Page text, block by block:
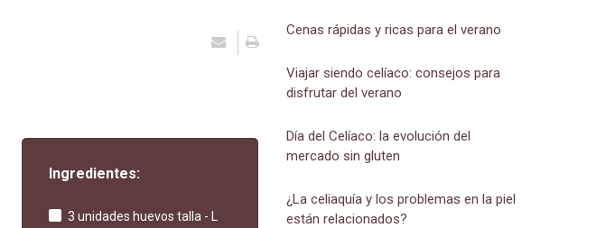
Ingredientes:
3 unidades huevos talla - L
Cenas rápidas y ricas para el verano
Viajar siendo celíaco: consejos para
disfrutar del verano
Día del Celíaco: la evolución del
mercado sin gluten
¿La celiaquía y los problemas en la piel
están relacionados?